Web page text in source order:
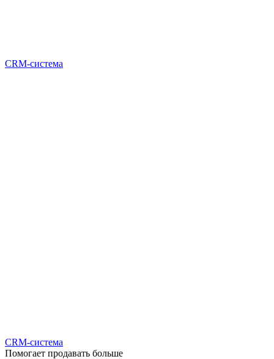
CRM-система
CRM-система
Помогает продавать больше